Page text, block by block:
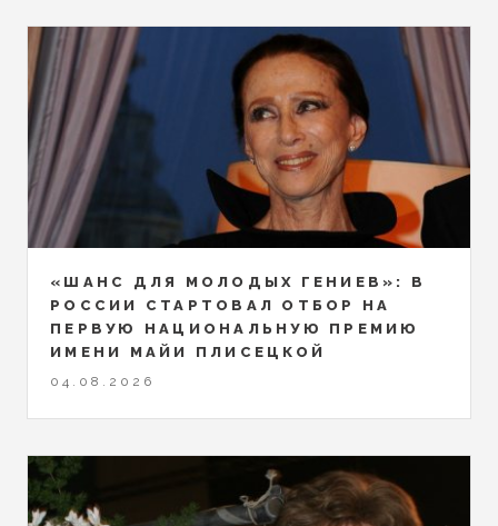
«ШАНС ДЛЯ МОЛОДЫХ ГЕНИЕВ»: В
РОССИИ СТАРТОВАЛ ОТБОР НА
ПЕРВУЮ НАЦИОНАЛЬНУЮ ПРЕМИЮ
ИМЕНИ МАЙИ ПЛИСЕЦКОЙ
04.08.2026